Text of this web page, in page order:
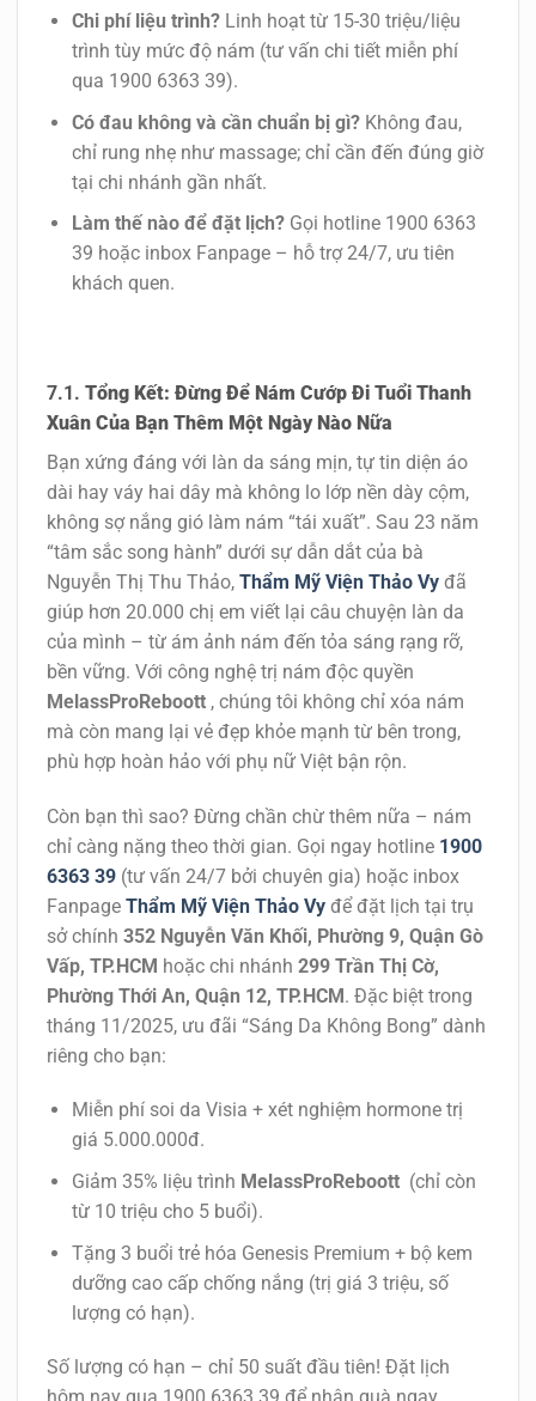
Chi phí liệu trình?Linh hoạt từ 15-30 triệu/liệu
trình tùy mức độ nám (tư vấn chi tiết miễn phí
qua 1900 6363 39).
Có đau không và cần chuẩn bị gì?Không đau,
chỉ rung nhẹ như massage; chỉ cần đến đúng giờ
tại chi nhánh gần nhất.
Làm thế nào để đặt lịch?Gọi hotline 1900 6363
39 hoặc inbox Fanpage – hỗ trợ 24/7, ưu tiên
khách quen.
Tổng Kết: Đừng Để Nám Cướp Đi Tuổi Thanh
Xuân Của Bạn Thêm Một Ngày Nào Nữa
Bạn xứng đáng với làn da sáng mịn, tự tin diện áo
dài hay váy hai dây mà không lo lớp nền dày cộm,
không sợ nắng gió làm nám “tái xuất”. Sau 23 năm
“tâm sắc song hành” dưới sự dẫn dắt của bà
Nguyễn Thị Thu Thảo, Thẩm Mỹ Viện Thảo Vy đã
giúp hơn 20.000 chị em viết lại câu chuyện làn da
của mình – từ ám ảnh nám đến tỏa sáng rạng rỡ,
bền vững. Với công nghệ trị nám độc quyền
MelassProReboott , chúng tôi không chỉ xóa nám
mà còn mang lại vẻ đẹp khỏe mạnh từ bên trong,
phù hợp hoàn hảo với phụ nữ Việt bận rộn.
Còn bạn thì sao? Đừng chần chừ thêm nữa – nám
chỉ càng nặng theo thời gian. Gọi ngay hotline 1900
6363 39 (tư vấn 24/7 bởi chuyên gia) hoặc inbox
Fanpage Thẩm Mỹ Viện Thảo Vy để đặt lịch tại trụ
sở chính 352 Nguyễn Văn Khối, Phường 9, Quận Gò
Vấp, TP.HCM hoặc chi nhánh 299 Trần Thị Cờ,
Phường Thới An, Quận 12, TP.HCM. Đặc biệt trong
tháng 11/2025, ưu đãi “Sáng Da Không Bong” dành
riêng cho bạn:
Miễn phí soi da Visia + xét nghiệm hormone trị
giá 5.000.000đ.
Giảm 35% liệu trình MelassProReboott(chỉ còn
từ 10 triệu cho 5 buổi).
Tặng 3 buổi trẻ hóa Genesis Premium + bộ kem
dưỡng cao cấp chống nắng (trị giá 3 triệu, số
lượng có hạn).
Số lượng có hạn – chỉ 50 suất đầu tiên! Đặt lịch